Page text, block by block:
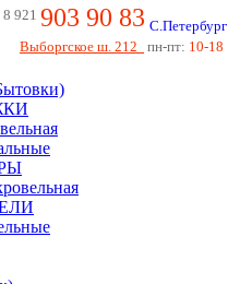
8 921 903 90 83 С.Петербург
Выборгское ш. 212
пн-пт: 10-18